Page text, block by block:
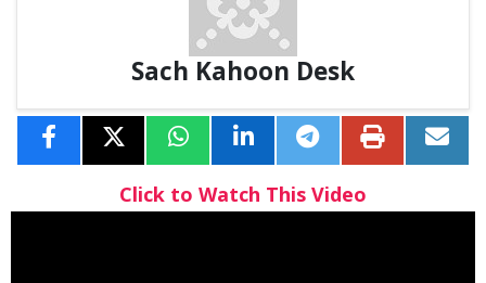
Sach Kahoon Desk
Click to Watch This Video